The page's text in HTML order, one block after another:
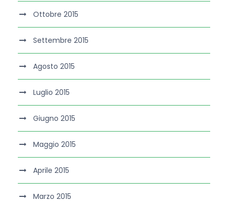
Ottobre 2015
Settembre 2015
Agosto 2015
Luglio 2015
Giugno 2015
Maggio 2015
Aprile 2015
Marzo 2015